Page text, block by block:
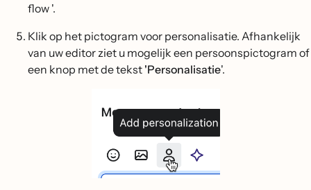
flow '.
Klik op het pictogram voor personalisatie. Afhankelijk
van uw editor ziet u mogelijk een persoonspictogram of
een knop met de tekst 'Personalisatie'.